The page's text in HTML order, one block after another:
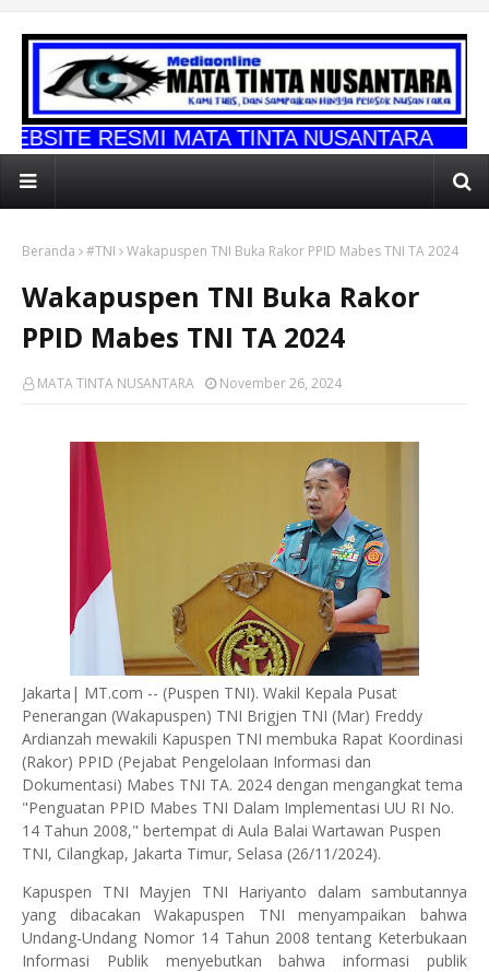
MATA TINTA NUSANTARA
Beranda #TNI Wakapuspen TNI Buka Rakor PPID Mabes TNI TA 2024
Wakapuspen TNI Buka Rakor
PPID Mabes TNI TA 2024
MATA TINTA NUSANTARA November 26, 2024
Jakarta| MT.com -- (Puspen TNI). Wakil Kepala Pusat
Penerangan (Wakapuspen) TNI Brigjen TNI (Mar) Freddy
Ardianzah mewakili Kapuspen TNI membuka Rapat Koordinasi
(Rakor) PPID (Pejabat Pengelolaan Informasi dan
Dokumentasi) Mabes TNI TA. 2024 dengan mengangkat tema
"Penguatan PPID Mabes TNI Dalam Implementasi UU RI No.
14 Tahun 2008," bertempat di Aula Balai Wartawan Puspen
TNI, Cilangkap, Jakarta Timur, Selasa (26/11/2024).
Kapuspen TNI Mayjen TNI Hariyanto dalam sambutannya
yang dibacakan Wakapuspen TNI menyampaikan bahwa
Undang-Undang Nomor 14 Tahun 2008 tentang Keterbukaan
Informasi Publik menyebutkan bahwa informasi publik